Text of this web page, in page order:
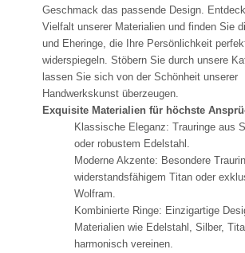
Geschmack das passende Design.
Vielfalt unserer Materialien und finden Sie
und Eheringe, die Ihre Persönlichkeit
widerspiegeln. Stöbern Sie durch unsere
lassen Sie sich von der Schönheit unserer
Handwerkskunst überzeugen.
Exquisite Materialien für höchste
Klassische Eleganz: Trauringe aus
oder robustem Edelstahl.
Moderne Akzente: Besondere
widerstandsfähigem Titan oder
Wolfram.
Kombinierte Ringe: Einzigartige
Materialien wie Edelstahl, Silber,
harmonisch vereinen.